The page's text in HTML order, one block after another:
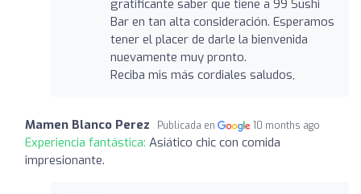
gratificante saber que tiene a 99 Sushi
Bar en tan alta consideración. Esperamos
tener el placer de darle la bienvenida
nuevamente muy pronto.
Reciba mis más cordiales saludos,
Mamen Blanco Perez Publicada en 10 months ago
Experiencia fantástica: Asiático chic con comida
impresionante.